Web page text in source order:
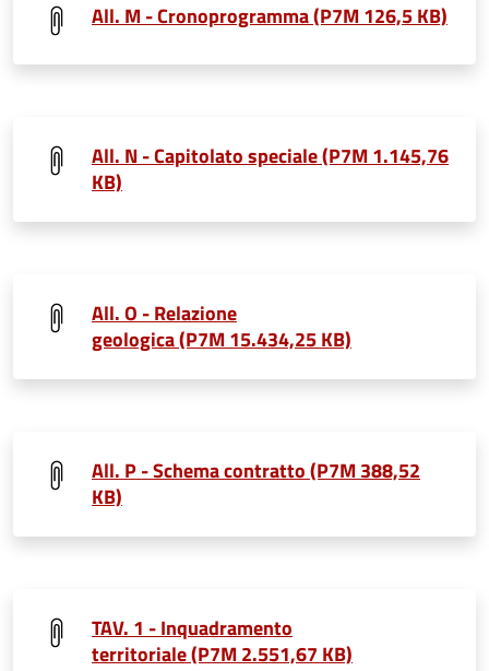
All. M - Cronoprogramma (P7M 126,5 KB)
All. N - Capitolato speciale (P7M 1.145,76
KB)
All. O - Relazione
geologica (P7M 15.434,25 KB)
All. P - Schema contratto (P7M 388,52
KB)
TAV. 1 - Inquadramento
territoriale (P7M 2.551,67 KB)